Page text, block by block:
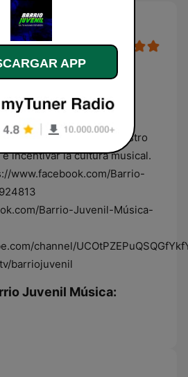
Música
Latino
musical variado, nuestro
incentivar la cultura musical.
www.facebook.com/Barrio-
Barrio-Juvenil-Música-
channel/
barriojuvenil
Juvenil Música:
APP